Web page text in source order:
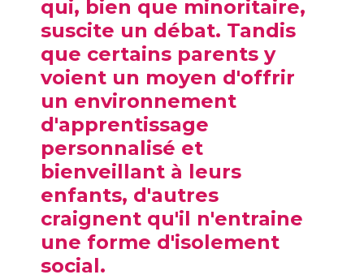
qui, bien que minoritaire,
suscite un débat. Tandis
que certains parents y
voient un moyen d'offrir
un environnement
d'apprentissage
personnalisé et
bienveillant à leurs
enfants, d'autres
craignent qu'il n'entraine
une forme d'isolement
social.